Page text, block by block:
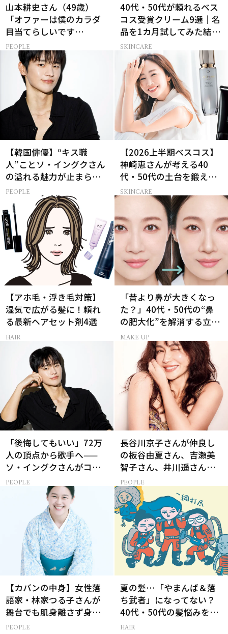
山本耕史さん（49歳）
「オファーは僕のカラダ
目当てらしいです
（笑）」全編英語ミュー
ジカルへの挑戦
PEOPLE
40代・50代が頼れるベス
コス受賞クリーム9選｜名
品を1カ月試してみた結果
は？
SKINCARE
【韓国俳優】“キス職
人”ことソ・イングクさん
の溢れる魅力が止まらな
い【特別画像集】
PEOPLE
【2026上半期ベスコス】
神崎恵さんが考える40
代・50代の土台を鍛える
肌投資名品
SKINCARE
【アホ毛・浮き毛対策】
湿気で広がる髪に！頼れ
る最新ヘアセット剤4選
HAIR
「昔より鼻が大きくなっ
た？」40代・50代の“鼻
の肥大化”を解消する立体
小鼻メイク
MAKE UP
「後悔してもいい」72万
人の頂点から歌手へ——
ソ・イングクさんがコツ
コツ頑張れる原動力とは
PEOPLE
長谷川京子さんが仲良し
の板谷由夏さん、吉瀬美
智子さん、井川遥さんと
集まる理由は…
PEOPLE
【カバンの中身】女性落
語家・林家つる子さんが
舞台でも肌身離さず身に
付けるお守りとは？
PEOPLE
夏の髪…「やまんば＆落
ち武者」になってない？
40代・50代の髪悩みをレ
スキューする裏ワザ
HAIR